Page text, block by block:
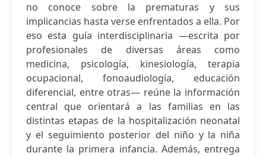
no conoce sobre la prematuras y sus
implicancias hasta verse enfrentados a ella. Por
eso esta guía interdisciplinaria —escrita por
profesionales de diversas áreas como
medicina, psicología, kinesiología, terapia
ocupacional, fonoaudiología, educación
diferencial, entre otras— reúne la información
central que orientará a las familias en las
distintas etapas de la hospitalización neonatal
y el seguimiento posterior del niño y la niña
durante la primera infancia. Además, entrega